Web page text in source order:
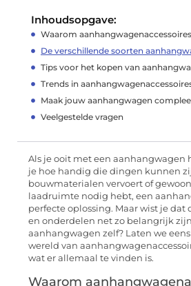
Inhoudsopgave:
Waarom
De verschillende soorten
Tips voor het kopen van
Trends in
Maak jouw aanhangwagen
Veelgestelde vragen
Als je ooit met een aanhangwagen
je hoe handig die dingen kunnen
bouwmaterialen vervoert of
laadruimte nodig hebt, een
perfecte oplossing. Maar wist je dat
en onderdelen net zo belangrijk
aanhangwagen zelf? Laten we
wereld van
wat er allemaal te vinden is.
Waarom